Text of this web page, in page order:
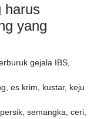
harus
yang
gejala IBS,
es krim, kustar, keju
semangka, ceri,